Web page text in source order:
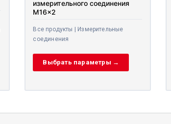
измерительного соединения
M16x2
Все продукты | Измерительные
соединения
Выбрать параметры →